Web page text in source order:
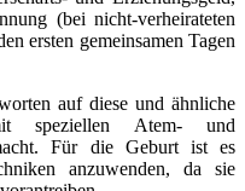
(bei nicht-verheirateten
ersten gemeinsamen Tagen
auf diese und ähnliche
speziellen Atem- und
Für die Geburt ist es
anzuwenden, da sie